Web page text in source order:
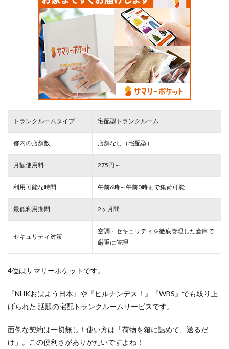
トランクルームタイプ 宅配型トランクルーム
都内の店舗数 店舗なし（宅配型）
月額使用料 275円～
利用可能な時間 午前6時～午前0時まで集荷可能
最低利用期間 2ヶ月間
セキュリティ対策
空調・セキュリティを徹底管理した倉庫で
厳重に管理
4位はサマリーポケットです。
『NHKおはよう日本』や『ヒルナンデス！』『WBS』でも取り上
げられた 話題の宅配トランクルームサービスです。
面倒な契約は一切無し！使い方は「荷物を箱に詰めて、送るだ
け」。この便利さがありがたいですよね！